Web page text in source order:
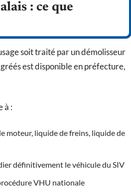
: ce que
soit traité par un démolisseur
est disponible en préfecture,
à :
moteur, liquide de freins, liquide de
définitivement le véhicule du SIV
VHU nationale